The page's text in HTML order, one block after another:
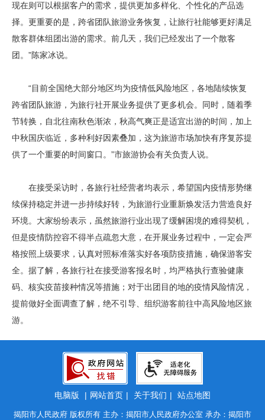
现在则可以根据客户的需求，提供更加多样化、个性化的产品选
择。更重要的是，跨省团队旅游业务恢复，让旅行社能够更好满足
散客群体组团出游的需求。前几天，我们已经发出了一个散客
团。”陈家冰说。
“目前全国绝大部分地区均为疫情低风险地区，各地陆续恢复
跨省团队旅游，为旅行社开展业务提供了更多机会。同时，随着季
节转换，自北往南秋色渐浓，秋高气爽正是适宜出游的时间，加上
中秋国庆临近，多种利好因素叠加，这为旅游市场加快有序复苏提
供了一个重要的时间窗口。”市旅游协会有关负责人说。
在接受采访时，各旅行社经营者均表示，希望国内疫情形势继
续保持稳定并进一步持续好转，为旅游行业重新焕发活力营造良好
环境。大家纷纷表示，虽然旅游行业出现了缓解困境的难得契机，
但是疫情防控容不得半点疏忽大意，在开展业务过程中，一定会严
格按照上级要求，认真对照标准落实好各项防疫措施，确保游客安
全。据了解，各旅行社在接受游客报名时，均严格执行查验健康
码、核实疫苗接种情况等措施；对于出团目的地的疫情风险情况，
提前做好全面调查了解，绝不引导、组织游客前往中高风险地区旅
游。
电脑版 | 网站首页 | 关于我们 | 站点地图
揭阳市人民政府 版权所有 主办：揭阳市人民政府办公室 承办：揭阳市